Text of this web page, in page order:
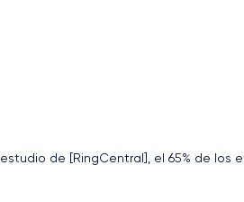
estudio de [RingCentral], el 65% de